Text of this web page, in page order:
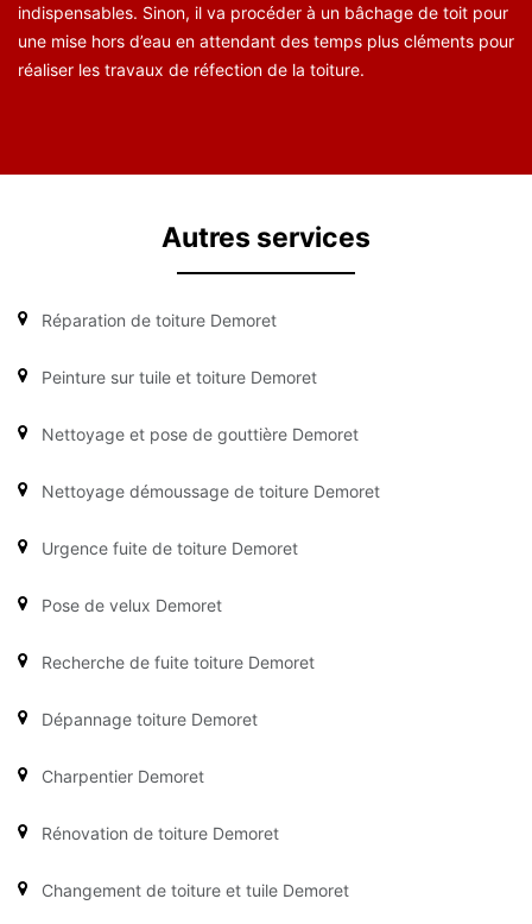
indispensables. Sinon, il va procéder à un bâchage de toit pour
une mise hors d’eau en attendant des temps plus cléments pour
réaliser les travaux de réfection de la toiture.
Autres services
Réparation de toiture Demoret
Peinture sur tuile et toiture Demoret
Nettoyage et pose de gouttière Demoret
Nettoyage démoussage de toiture Demoret
Urgence fuite de toiture Demoret
Pose de velux Demoret
Recherche de fuite toiture Demoret
Dépannage toiture Demoret
Charpentier Demoret
Rénovation de toiture Demoret
Changement de toiture et tuile Demoret